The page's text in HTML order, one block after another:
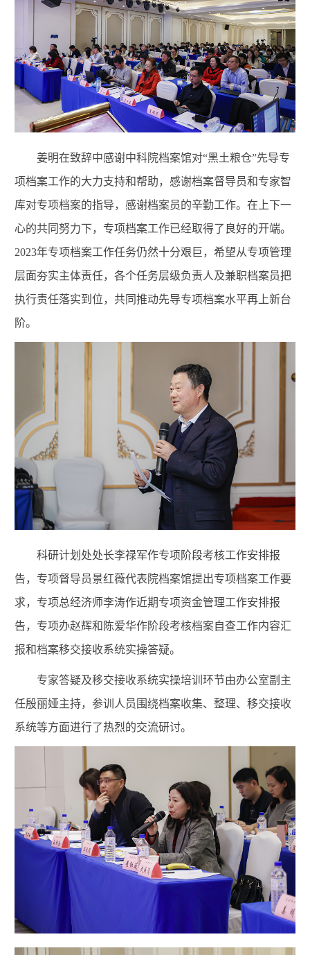
姜明在致辞中感谢中科院档案馆对“黑土粮仓”先导专
项档案工作的大力支持和帮助，感谢档案督导员和专家智
库对专项档案的指导，感谢档案员的辛勤工作。在上下一
心的共同努力下，专项档案工作已经取得了良好的开端。
2023年专项档案工作任务仍然十分艰巨，希望从专项管理
层面夯实主体责任，各个任务层级负责人及兼职档案员把
执行责任落实到位，共同推动先导专项档案水平再上新台
阶。
科研计划处处长李禄军作专项阶段考核工作安排报
告，专项督导员景红薇代表院档案馆提出专项档案工作要
求，专项总经济师李涛作近期专项资金管理工作安排报
告，专项办赵辉和陈爱华作阶段考核档案自查工作内容汇
报和档案移交接收系统实操答疑。
专家答疑及移交接收系统实操培训环节由办公室副主
任殷丽娅主持，参训人员围绕档案收集、整理、移交接收
系统等方面进行了热烈的交流研讨。